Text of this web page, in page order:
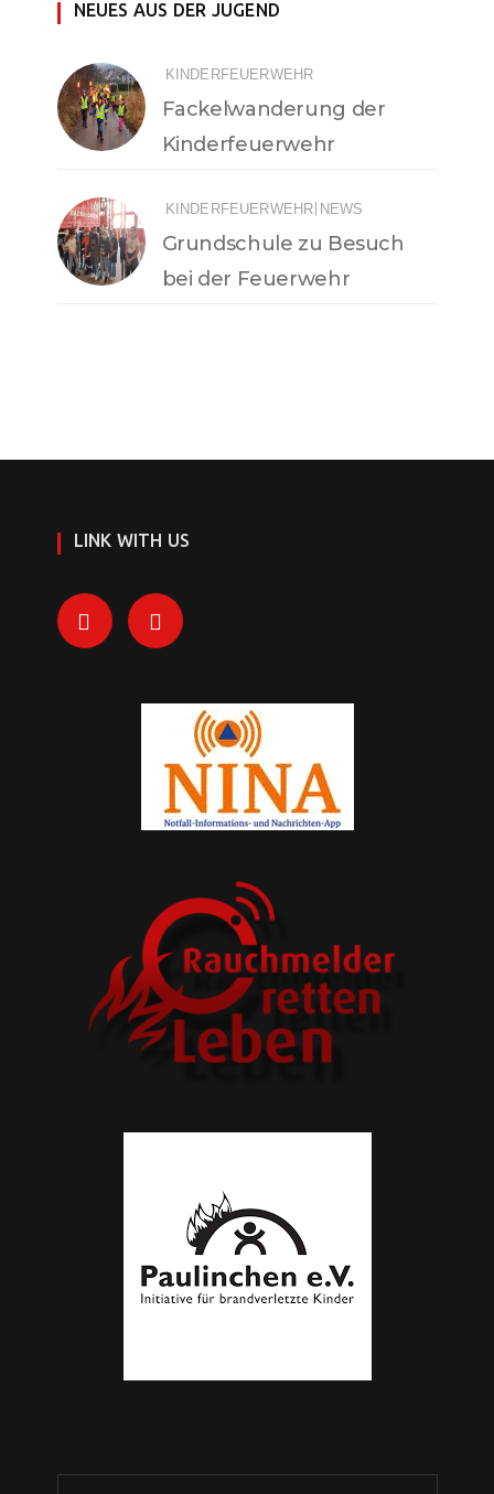
NEUES AUS DER JUGEND
KINDERFEUERWEHR
Fackelwanderung der
Kinderfeuerwehr
KINDERFEUERWEHR NEWS
Grundschule zu Besuch
bei der Feuerwehr
LINK WITH US